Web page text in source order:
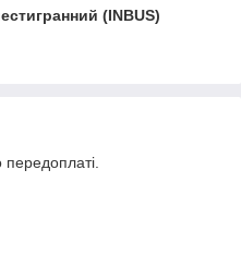
(INBUS)
передоплаті.